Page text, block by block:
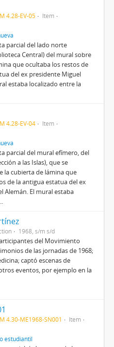
4.28-EV-05
Item
parcial del lado norte
Central) del mural sobre
que ocultaba los restos de
del ex presidente Miguel
estaba localizado entre la
4.28-EV-04
Item
parcial del mural efímero, del
a las Islas), que se
la cubierta de lámina que
de la antigua estatua del ex
Alemán. El mural estaba
1968, s/m s/d
del Movimiento
de las jornadas de 1968;
captó escenas de
eventos, por ejemplo en la
4.30-ME1968-SN001
Item
estudiantil